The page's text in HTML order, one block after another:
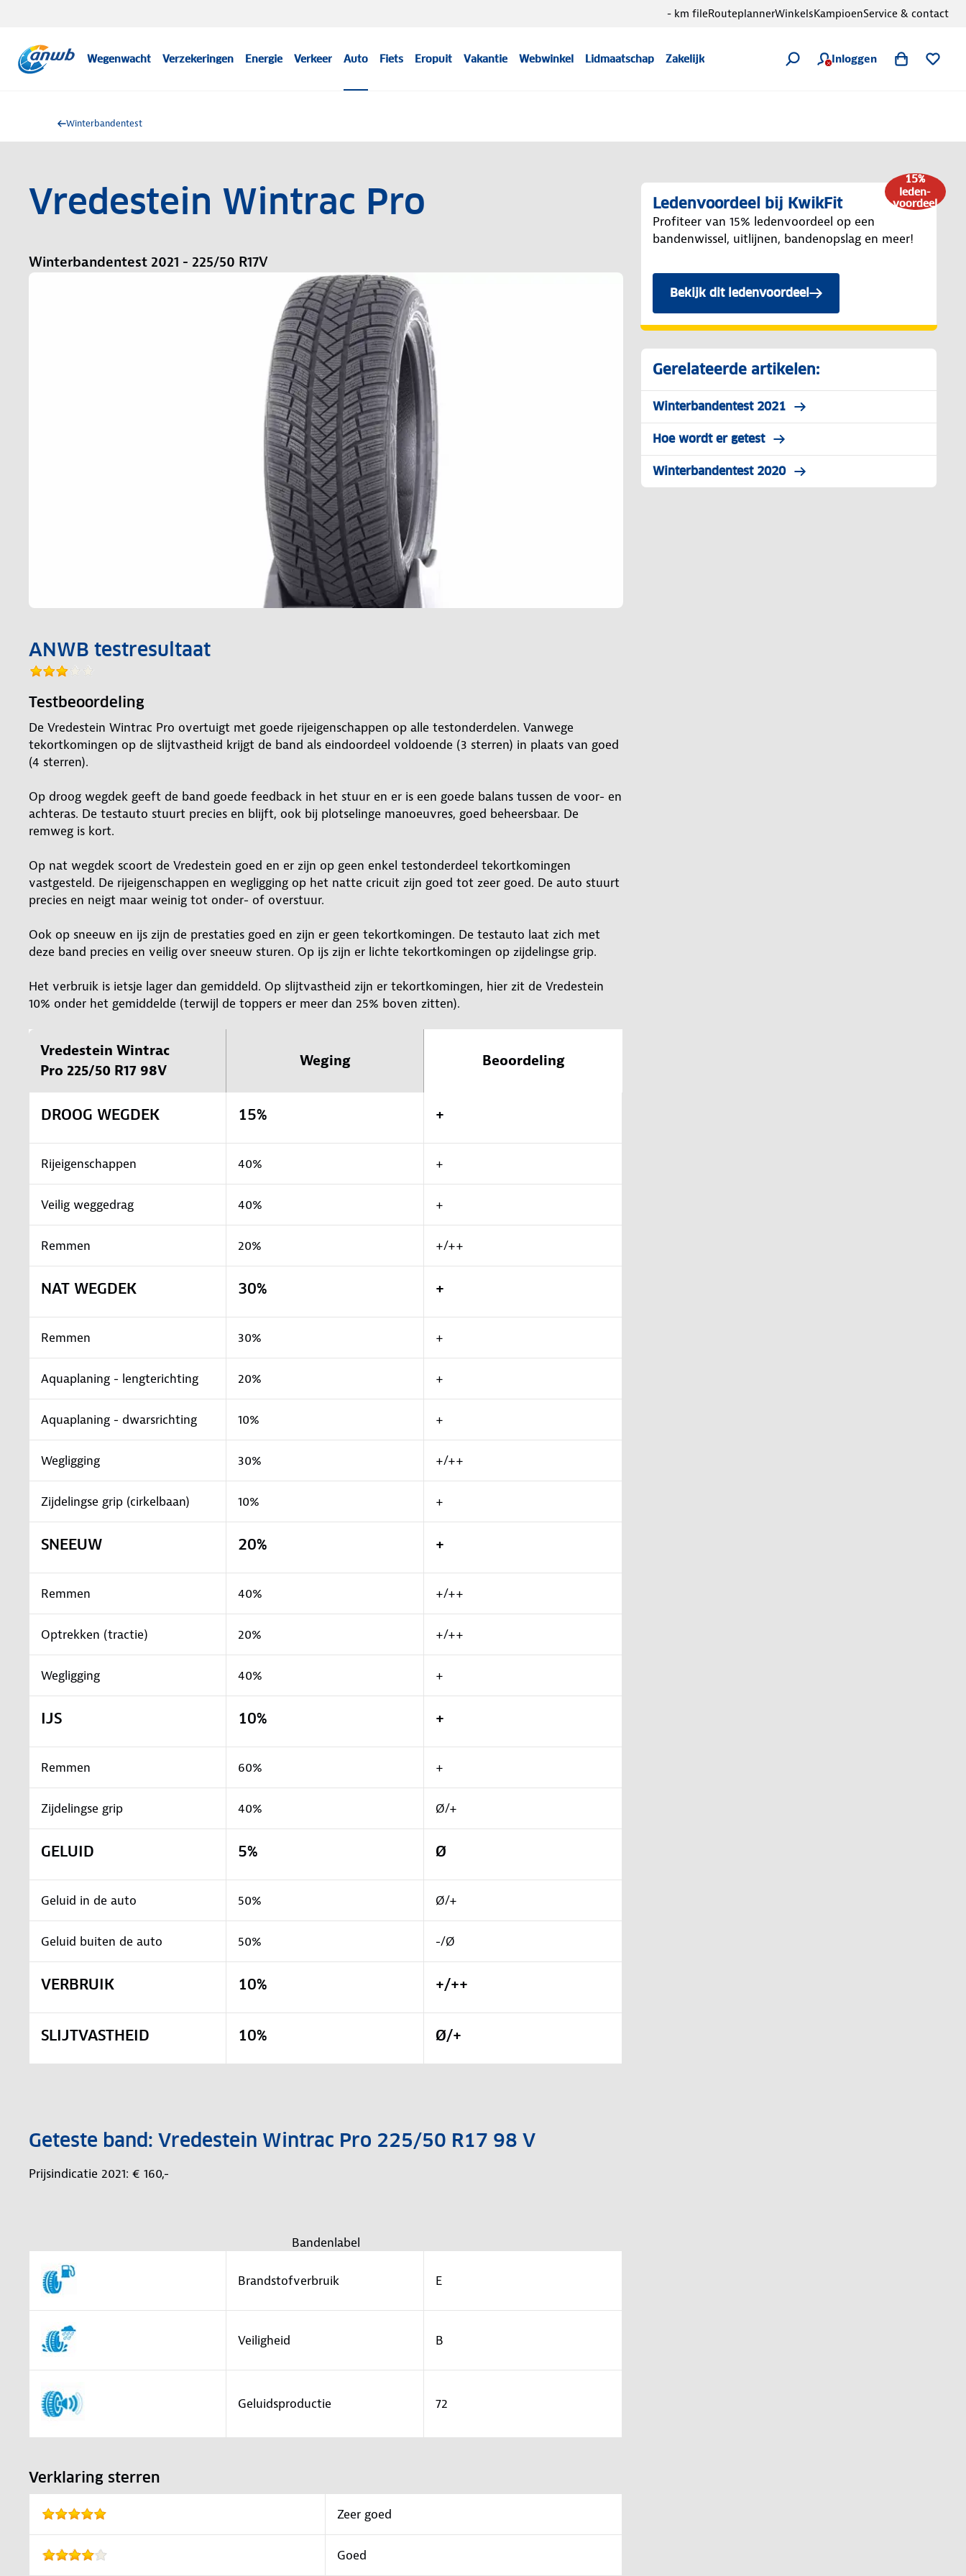
Wegenwacht Verzekeringen Energie Verkeer Auto Fiets Eropuit Vakantie Webwinkel Lidmaatschap Zakelijk Inloggen
- km fileRouteplannerWinkelsKampioenService & contact
Winterbandentest
Vredestein Wintrac Pro
Winterbandentest 2021 - 225/50 R17V
ANWB testresultaat
Testbeoordeling
De Vredestein Wintrac Pro overtuigt met goede rijeigenschappen op alle testonderdelen. Vanwege
tekortkomingen op de slijtvastheid krijgt de band als eindoordeel voldoende (3 sterren) in plaats van goed
(4 sterren).
Op droog wegdek geeft de band goede feedback in het stuur en er is een goede balans tussen de voor- en
achteras. De testauto stuurt precies en blijft, ook bij plotselinge manoeuvres, goed beheersbaar. De
remweg is kort.
Op nat wegdek scoort de Vredestein goed en er zijn op geen enkel testonderdeel tekortkomingen
vastgesteld. De rijeigenschappen en wegligging op het natte cricuit zijn goed tot zeer goed. De auto stuurt
precies en neigt maar weinig tot onder- of overstuur.
Ook op sneeuw en ijs zijn de prestaties goed en zijn er geen tekortkomingen. De testauto laat zich met
deze band precies en veilig over sneeuw sturen. Op ijs zijn er lichte tekortkomingen op zijdelingse grip.
Het verbruik is ietsje lager dan gemiddeld. Op slijtvastheid zijn er tekortkomingen, hier zit de Vredestein
10% onder het gemiddelde (terwijl de toppers er meer dan 25% boven zitten).
Vredestein Wintrac
Pro 225/50 R17 98V
Weging Beoordeling
DROOG WEGDEK 15% +
Rijeigenschappen 40% +
Veilig weggedrag 40% +
Remmen 20% +/++
NAT WEGDEK 30% +
Remmen 30% +
Aquaplaning - lengterichting 20% +
Aquaplaning - dwarsrichting 10% +
Wegligging 30% +/++
Zijdelingse grip (cirkelbaan) 10% +
SNEEUW 20% +
Remmen 40% +/++
Optrekken (tractie) 20% +/++
Wegligging 40% +
IJS 10% +
Remmen 60% +
Zijdelingse grip 40% Ø/+
GELUID 5% Ø
Geluid in de auto 50% Ø/+
Geluid buiten de auto 50% -/Ø
VERBRUIK 10% +/++
SLIJTVASTHEID 10% Ø/+
Geteste band: Vredestein Wintrac Pro 225/50 R17 98 V
Prijsindicatie 2021: € 160,-
Bandenlabel
Brandstofverbruik E
Veiligheid B
Geluidsproductie 72
Verklaring sterren
Zeer goed
Goed
15%
leden-
voordeel
Ledenvoordeel bij KwikFit
Profiteer van 15% ledenvoordeel op een
bandenwissel, uitlijnen, bandenopslag en meer!
Bekijk dit ledenvoordeel
Gerelateerde artikelen:
Winterbandentest 2021
Hoe wordt er getest
Winterbandentest 2020